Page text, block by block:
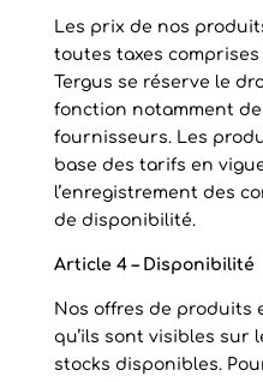
Les prix de nos
toutes taxes comprises
Tergus se réserve le
fonction notamment
fournisseurs. Les
base des tarifs en
l’enregistrement des
de disponibilité.
Article 4 – Disponibilité
Nos offres de produits
qu’ils sont visibles sur
stocks disponibles.